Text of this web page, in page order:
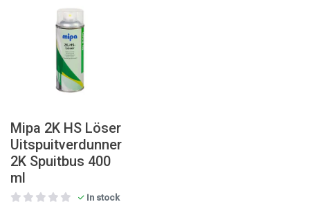
Mipa 2K HS Löser
Uitspuitverdunner
2K Spuitbus 400
ml
In stock